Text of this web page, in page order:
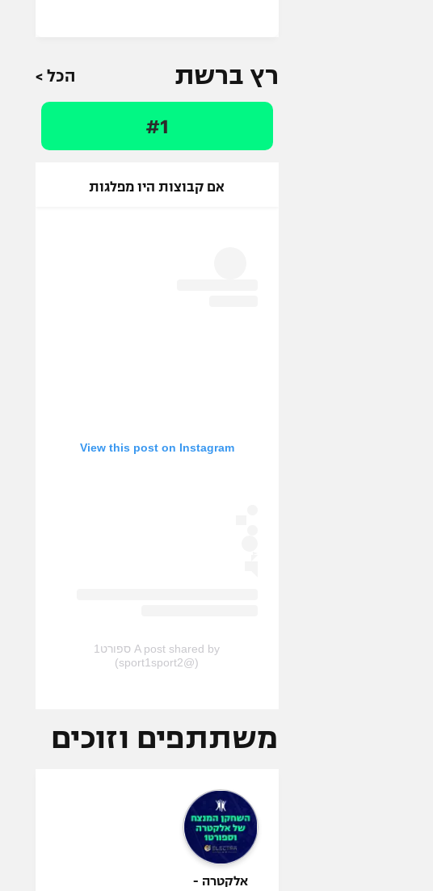
רץ ברשת הכל >
#1
אם קבוצות היו מפלגות
View this post on Instagram
A post shared by ספורט1
(@sport1sport2)
משתתפים וזוכים
אלקטרה -